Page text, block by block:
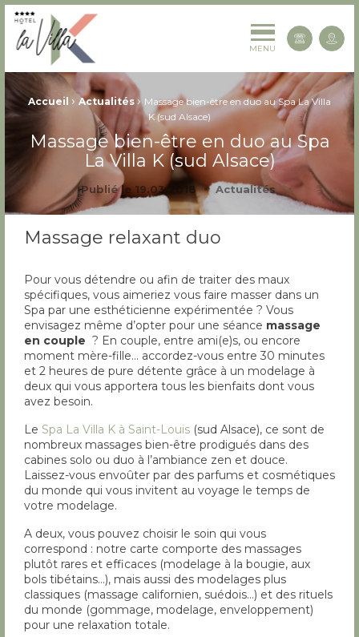
La Villa K Hôtel Spa Restaurant 4 étoiles
MENU
Fil d'Ariane :
Accueil › Actualités › Massage bien-être en duo au Spa La Villa
K (sud Alsace)
Massage bien-être en duo au Spa
La Villa K (sud Alsace)
Publié le 19.03.2018 Actualités
Massage relaxant duo
Pour vous détendre ou afin de traiter des maux
spécifiques, vous aimeriez vous faire masser dans un
Spa par une esthéticienne expérimentée ? Vous
envisagez même d’opter pour une séance massage
en couple ? En couple, entre ami(e)s, ou encore
moment mère-fille… accordez-vous entre 30 minutes
et 2 heures de pure détente grâce à un modelage à
deux qui vous apportera tous les bienfaits dont vous
avez besoin.
Le Spa La Villa K à Saint-Louis (sud Alsace), ce sont de
nombreux massages bien-être prodigués dans des
cabines solo ou duo à l’ambiance zen et douce.
Laissez-vous envoûter par des parfums et cosmétiques
du monde qui vous invitent au voyage le temps de
votre modelage.
A deux, vous pouvez choisir le soin qui vous
correspond : notre carte comporte des massages
plutôt rares et efficaces (modelage à la bougie, aux
bols tibétains…), mais aussi des modelages plus
classiques (massage californien, suédois…) et des rituels
du monde (gommage, modelage, enveloppement)
pour une relaxation totale.